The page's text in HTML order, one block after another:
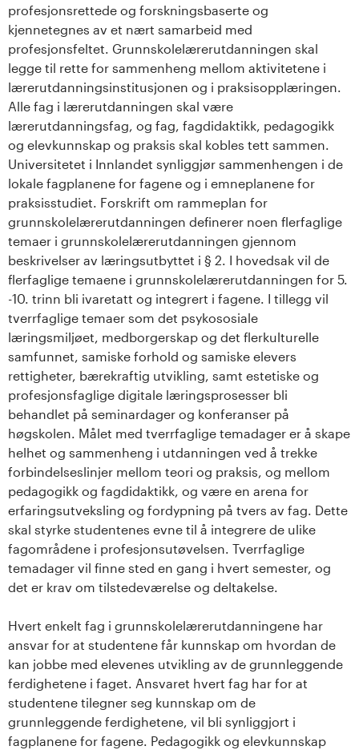
profesjonsrettede og forskningsbaserte og
kjennetegnes av et nært samarbeid med
profesjonsfeltet. Grunnskolelærerutdanningen skal
legge til rette for sammenheng mellom aktivitetene i
lærerutdanningsinstitusjonen og i praksisopplæringen.
Alle fag i lærerutdanningen skal være
lærerutdanningsfag, og fag, fagdidaktikk, pedagogikk
og elevkunnskap og praksis skal kobles tett sammen.
Universitetet i Innlandet synliggjør sammenhengen i de
lokale fagplanene for fagene og i emneplanene for
praksisstudiet. Forskrift om rammeplan for
grunnskolelærerutdanningen definerer noen flerfaglige
temaer i grunnskolelærerutdanningen gjennom
beskrivelser av læringsutbyttet i § 2. I hovedsak vil de
flerfaglige temaene i grunnskolelærerutdanningen for 5.
-10. trinn bli ivaretatt og integrert i fagene. I tillegg vil
tverrfaglige temaer som det psykososiale
læringsmiljøet, medborgerskap og det flerkulturelle
samfunnet, samiske forhold og samiske elevers
rettigheter, bærekraftig utvikling, samt estetiske og
profesjonsfaglige digitale læringsprosesser bli
behandlet på seminardager og konferanser på
høgskolen. Målet med tverrfaglige temadager er å skape
helhet og sammenheng i utdanningen ved å trekke
forbindelseslinjer mellom teori og praksis, og mellom
pedagogikk og fagdidaktikk, og være en arena for
erfaringsutveksling og fordypning på tvers av fag. Dette
skal styrke studentenes evne til å integrere de ulike
fagområdene i profesjonsutøvelsen. Tverrfaglige
temadager vil finne sted en gang i hvert semester, og
det er krav om tilstedeværelse og deltakelse.
Hvert enkelt fag i grunnskolelærerutdanningene har
ansvar for at studentene får kunnskap om hvordan de
kan jobbe med elevenes utvikling av de grunnleggende
ferdighetene i faget. Ansvaret hvert fag har for at
studentene tilegner seg kunnskap om de
grunnleggende ferdighetene, vil bli synliggjort i
fagplanene for fagene. Pedagogikk og elevkunnskap